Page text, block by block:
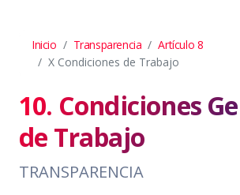
Inicio Transparencia
Artículo 8
X Condiciones de Trabajo
10. Condiciones
de Trabajo
TRANSPARENCIA